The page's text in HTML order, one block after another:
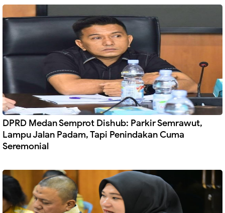
DPRD Medan Semprot Dishub: Parkir Semrawut,
Lampu Jalan Padam, Tapi Penindakan Cuma
Seremonial